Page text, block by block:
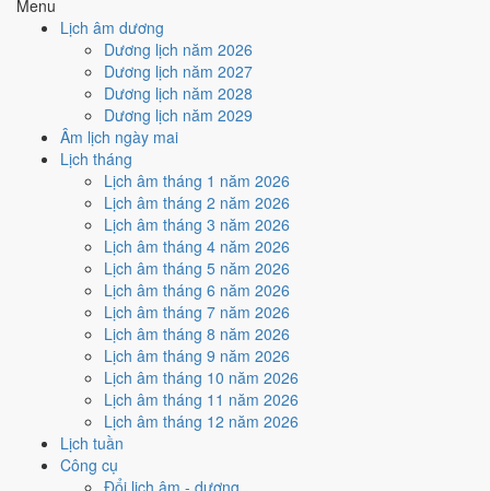
Menu
Lịch âm dương
Dương lịch năm 2026
Dương lịch năm 2027
Dương lịch năm 2028
Dương lịch năm 2029
Âm lịch ngày mai
Lịch tháng
Lịch âm tháng 1 năm 2026
Lịch âm tháng 2 năm 2026
Lịch âm tháng 3 năm 2026
Lịch âm tháng 4 năm 2026
Lịch âm tháng 5 năm 2026
Lịch âm tháng 6 năm 2026
Lịch âm tháng 7 năm 2026
Lịch âm tháng 8 năm 2026
Lịch âm tháng 9 năm 2026
Lịch âm tháng 10 năm 2026
Lịch âm tháng 11 năm 2026
Lịch âm tháng 12 năm 2026
Lịch tuần
Công cụ
Đổi lịch âm - dương
Cách tính ngày tốt
🏗️
Động thổ - khởi công
Tốt
Động thổ - khởi công hôm nay ở
Hoàng Đạo.
Cách tính ngày tốt
🏡 Nhập trạch - vào nhà mới
Tốt
Nhập trạch - vào nhà mới hôm nay ở
Ngày Hoàng Đạo.
Cách tính ngày tốt
Mua xe - tậu xe
Tốt
Mua xe - tậu xe hôm nay ởmức tốt (6/10)
Hoàng Đạo.
Cách tính ngày tốt
Xuất hành - đi xa
Trung bình
Xuất hành - đi xa hôm nay ở
Ngày Hoàng Đạo